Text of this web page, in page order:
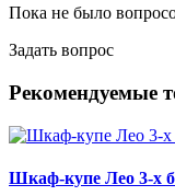
Пока не было
Задать вопрос
Рекомендуемые
Шкаф-купе Лео 3-х